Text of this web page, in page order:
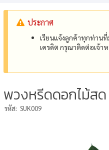
ประกาศ
เรียนแจ้งลูกค้าทุกท่าน
เครดิต กรุณาติดต่อเจ้า
พวงหรีดดอกไม้ส
รหัส: SUK009